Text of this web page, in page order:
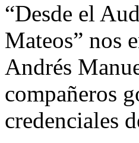
“Desde el
Mateos” nos
Andrés
compañeros
credenciales